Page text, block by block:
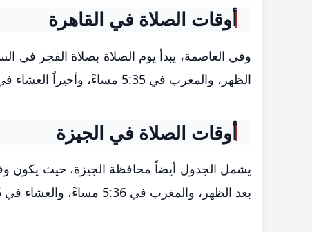
أوقات الصلاة في القاهرة
الظهر، والمغرب في 5:35 مساءً، وأخيراً العشاء في 6:54 مساءً.
أوقات الصلاة في الجيزة
بعد الظهر، والمغرب في 5:36 مساءً، والعشاء في 6:55 مساءً.